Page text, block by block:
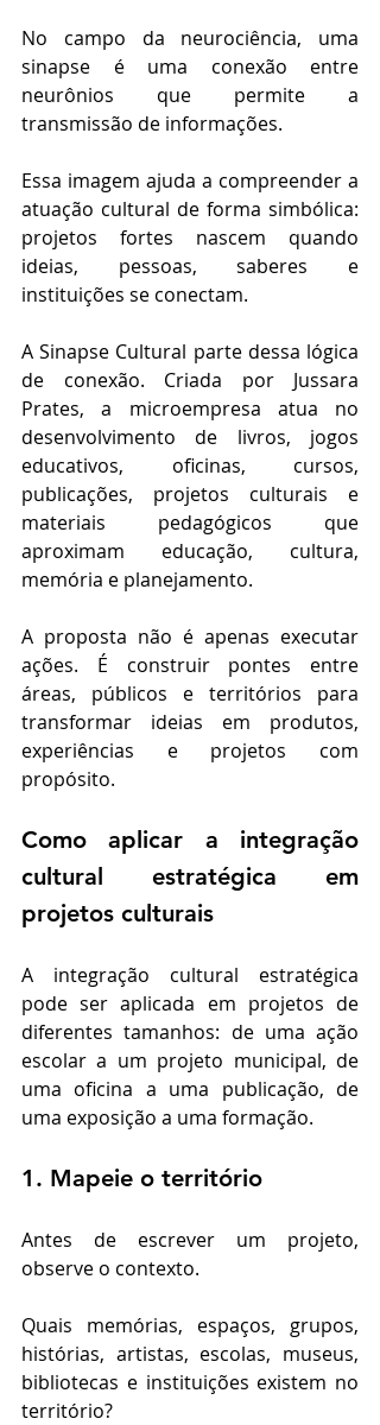
No campo da neurociência, uma
sinapse é uma conexão entre
neurônios que permite a
transmissão de informações.
Essa imagem ajuda a compreender a
atuação cultural de forma simbólica:
projetos fortes nascem quando
ideias, pessoas, saberes e
instituições se conectam.
A Sinapse Cultural parte dessa lógica
de conexão. Criada por Jussara
Prates, a microempresa atua no
desenvolvimento de livros, jogos
educativos, oficinas, cursos,
publicações, projetos culturais e
materiais pedagógicos que
aproximam educação, cultura,
memória e planejamento.
A proposta não é apenas executar
ações. É construir pontes entre
áreas, públicos e territórios para
transformar ideias em produtos,
experiências e projetos com
propósito.
Como aplicar a integração
cultural estratégica em
projetos culturais
A integração cultural estratégica
pode ser aplicada em projetos de
diferentes tamanhos: de uma ação
escolar a um projeto municipal, de
uma oficina a uma publicação, de
uma exposição a uma formação.
1. Mapeie o território
Antes de escrever um projeto,
observe o contexto.
Quais memórias, espaços, grupos,
histórias, artistas, escolas, museus,
bibliotecas e instituições existem no
território?